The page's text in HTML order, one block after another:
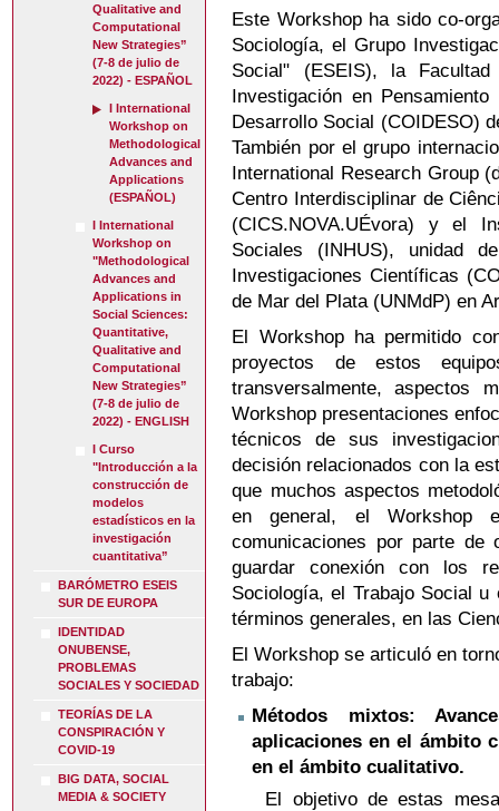
Qualitative and
Computational
New Strategies”
(7-8 de julio de
2022) - ESPAÑOL
I International
Workshop on
Methodological
Advances and
Applications
(ESPAÑOL)
I International
Workshop on
"Methodological
Advances and
Applications in
Social Sciences:
Quantitative,
Qualitative and
Computational
New Strategies”
(7-8 de julio de
2022) - ENGLISH
I Curso
"Introducción a la
construcción de
modelos
estadísticos en la
investigación
cuantitativa”
BARÓMETRO ESEIS
SUR DE EUROPA
IDENTIDAD
ONUBENSE,
PROBLEMAS
SOCIALES Y SOCIEDAD
TEORÍAS DE LA
CONSPIRACIÓN Y
COVID-19
BIG DATA, SOCIAL
MEDIA & SOCIETY
Este Workshop ha sido co-
Sociología, el Grupo
Social" (ESEIS), la
Investigación en
Desarrollo Social (COIDESO)
También por el grupo
International Research Group
Centro Interdisciplinar de
(CICS.NOVA.UÉvora) y el
Sociales (INHUS), unidad
Investigaciones Científicas
de Mar del Plata (UNMdP) en
El Workshop ha permitido
proyectos de estos
transversalmente, aspectos
Workshop presentaciones
técnicos de sus
decisión relacionados con la
que muchos aspectos
en general, el Workshop
comunicaciones por parte de
guardar conexión con los
Sociología, el Trabajo Social
términos generales, en las
El Workshop se articuló en
trabajo:
Métodos mixtos:
aplicaciones en el ámbito
en el ámbito cualitativo.
El objetivo de estas